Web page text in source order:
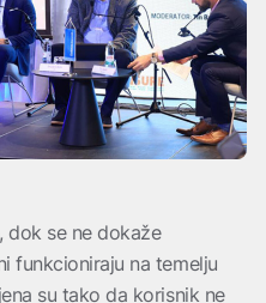
dok se ne dokaže
funkcioniraju na temelju
su tako da korisnik ne